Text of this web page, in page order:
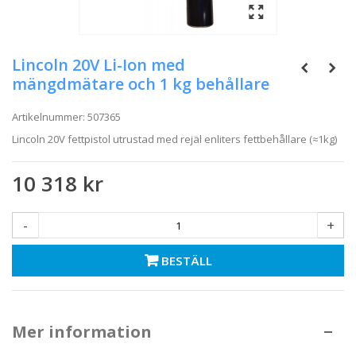
Lincoln 20V Li-Ion med
mängdmätare och 1 kg behållare
Artikelnummer: 507365
Lincoln 20V fettpistol utrustad med rejäl enliters fettbehållare (≈1kg)
10 318 kr
- +
BESTÄLL
Mer information